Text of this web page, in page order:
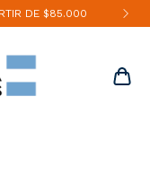
DE $85.000